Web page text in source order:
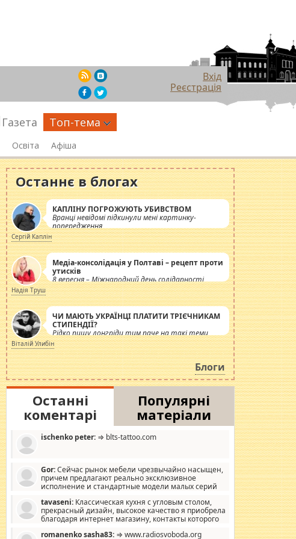
Вхід
Реєстрація
Газета Топ-тема
Освіта Афіша
Останнє в блогах
КАПЛІНУ ПОГРОЖУЮТЬ УБИВСТВОМ
Вранці невідомі підкинули мені картинку-
попередження
Сергій Каплін
Медіа-консолідація у Полтаві – рецепт проти
утисків
8 вересня – Міжнародний день солідарності
журналістів.
Надія Труш
ЧИ МАЮТЬ УКРАЇНЦІ ПЛАТИТИ ТРІЄЧНИКАМ
СТИПЕНДІЇ?
Рідко пишу лонгріди тим паче на такі теми,
але вже просто дістало! Обурюють сьогоднішні
інсенуації навколо стипендіального питання.
Штучно роздувається ще одна соціальна
катастрофа.
Віталій Улибін
Блоги
Останні
коментарі
Популярні
матеріали
ischenko peter: ⇒ blts-tattoo.com
Gor:Сейчас рынок мебели чрезвычайно насыщен,
причем предлагают реально эксклюзивное
исполнение и стандартные модели малых серий
дизайну, мало походит на стандартные формы, в MebelOk,
креативненько и что главное - со вкусом все в порядке,
без ненужных наворотов удорожающих мебель, а это не
tavaseni: Классическая кухня с угловым столом,
прекрасный дизайн, высокое качество я приобрела
благодаря интернет магазину, контакты которого
romanenko sasha83: ⇒ www.radiosvoboda.org